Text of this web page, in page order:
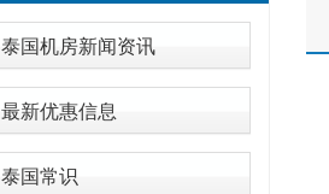
泰国机房新闻资讯
最新优惠信息
泰国常识